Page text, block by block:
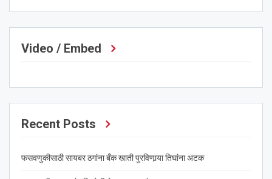
Video / Embed
Recent Posts
फसवणुकीसाठी सायबर ठगांना बँक खाती पुरविणार्‍या तिघांना अटक